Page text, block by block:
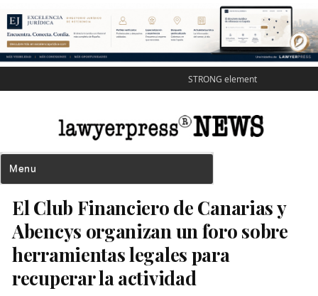
STRONG element
El Club Financiero de Canarias y
Abencys organizan un foro sobre
herramientas legales para
recuperar la actividad